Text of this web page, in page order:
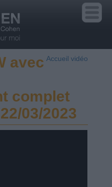
Accueil vidéo
avec
complet
03/2023